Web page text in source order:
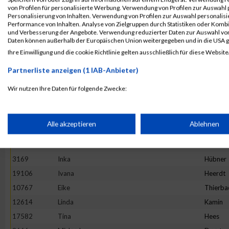
13982
Maria Ivanova
16781
Stefanie Prehm
11527
Rebecca
20265
Kinga
18782
Stephanie
10325
Ano Nym
Natalie
3169
Inka Hübner
19106
Ivana Heerdt
10767
Eike
12614
Linda Kamin
17582
Tina Hees
von Profilen für personalisierte Werbung. Verwendung von Profilen zur
Personalisierung von Inhalten. Verwendung von Profilen zur Auswahl
Performance von Inhalten. Analyse von Zielgruppen durch Statistiken oder
und Verbesserung der Angebote. Verwendung reduzierter Daten zur Auswahl
Daten können außerhalb der Europäischen Union weitergegeben und in die USA
Ihre Einwilligung und die cookie Richtlinie gelten ausschließlich für diese
Partnerliste anzeigen (1 IAB-Anbieter)
Wir nutzen Ihre Daten für folgende Zwecke:
Speichern von oder Zugriff auf Informationen auf einem
Erstellung von Profilen für personalisierte Werbung
Verwendung von Profilen zur Auswahl personalisierter Werbung
Alle akzeptieren Ablehnen